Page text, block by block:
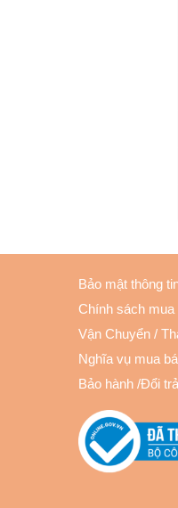
Bảo mật thông
Chính sách mua
Vận Chuyển /
Nghĩa vụ mua
Bảo hành/Đổi trả